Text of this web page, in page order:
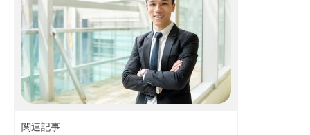
関連記事